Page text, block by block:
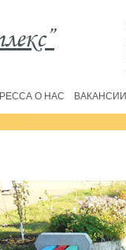
О НАС ВАКАНСИИ